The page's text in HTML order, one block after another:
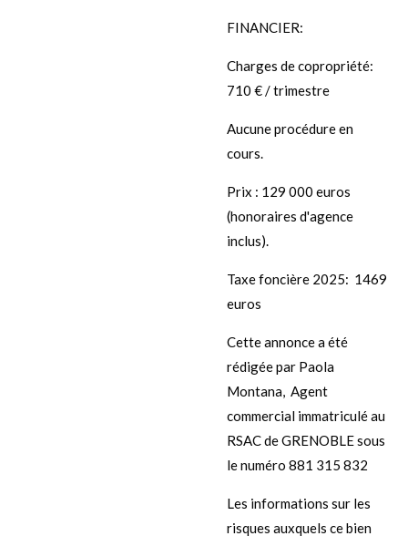
FINANCIER:
Charges de copropriété:
710 € / trimestre
Aucune procédure en
cours.
Prix : 129 000 euros
(honoraires d'agence
inclus).
Taxe foncière 2025: 1469
euros
Cette annonce a été
rédigée par Paola
Montana, Agent
commercial immatriculé au
RSAC de GRENOBLE sous
le numéro 881 315 832
Les informations sur les
risques auxquels ce bien